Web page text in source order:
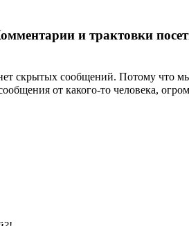
и трактовки
скрытых сообщений. Потому что
от какого-то человека,